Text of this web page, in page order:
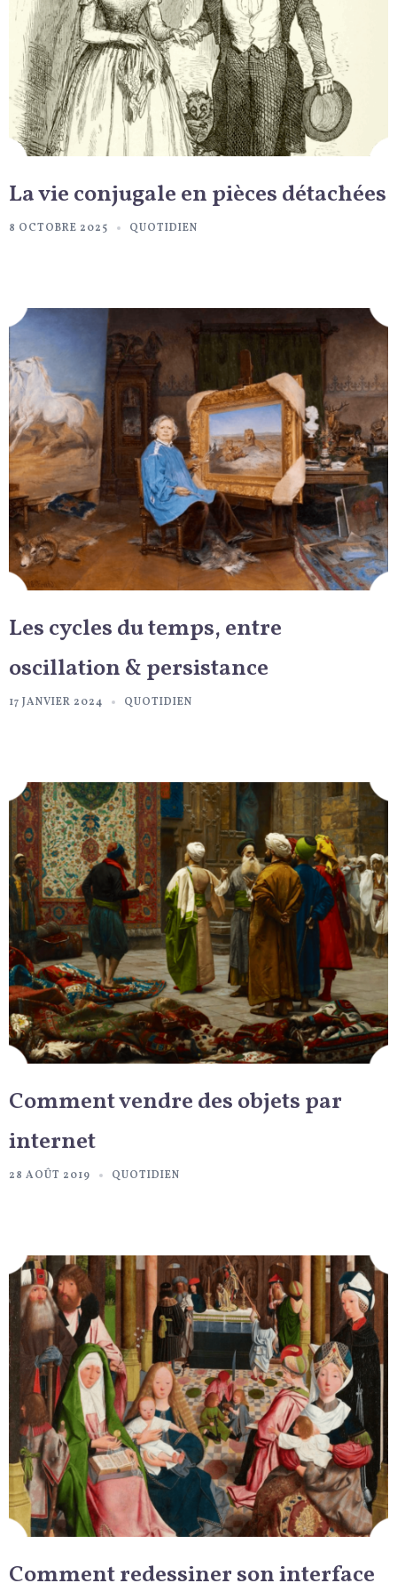
La vie conjugale en pièces détachées
8 OCTOBRE 2025 QUOTIDIEN
Les cycles du temps, entre
oscillation & persistance
17 JANVIER 2024 QUOTIDIEN
Comment vendre des objets par
internet
28 AOÛT 2019 QUOTIDIEN
Comment redessiner son interface